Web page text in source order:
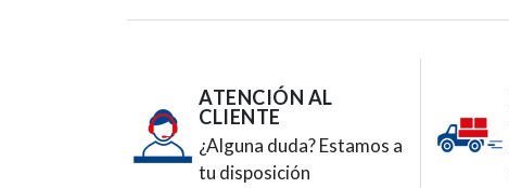
ATENCIÓN AL
CLIENTE
¿Alguna duda? Estamos a
tu disposición